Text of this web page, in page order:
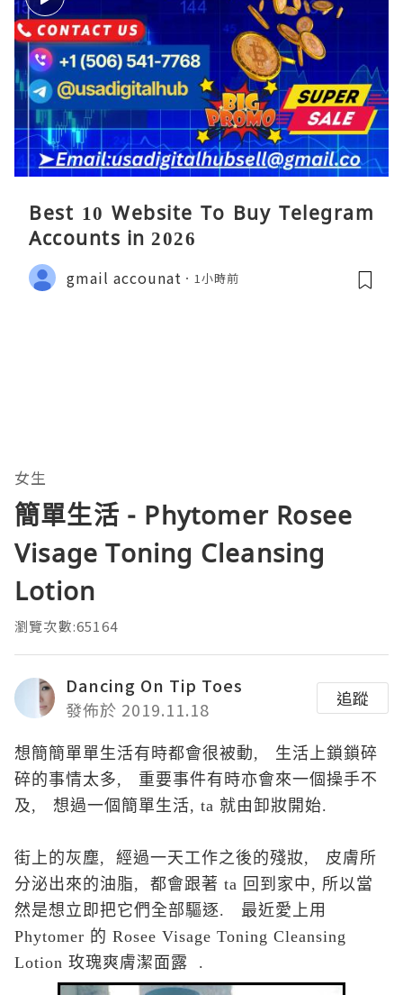
Best 10 Website To Buy Telegram
Accounts in 2026
gmail accounat 1小時前
女生
簡單生活 - Phytomer Rosee
Visage Toning Cleansing
Lotion
瀏覽次數:65164
Dancing On Tip Toes
發佈於 2019.11.18
追蹤
想簡簡單單生活有時都會很被動, 生活上鎖鎖碎
碎的事情太多, 重要事件有時亦會來一個操手不
及, 想過一個簡單生活, ta 就由卸妝開始.
街上的灰塵, 經過一天工作之後的殘妝, 皮膚所
分泌出來的油脂, 都會跟著 ta 回到家中, 所以當
然是想立即把它們全部驅逐. 最近愛上用
Phytomer 的 Rosee Visage Toning Cleansing
Lotion 玫瑰爽膚潔面露 .